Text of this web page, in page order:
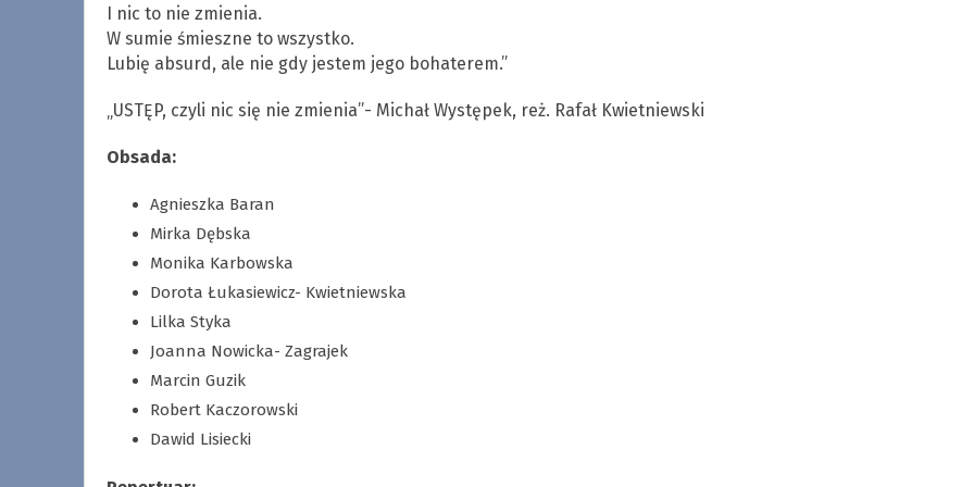
I nic to nie zmienia.
W sumie śmieszne to wszystko.
Lubię absurd, ale nie gdy jestem jego bohaterem.”
„USTĘP, czyli nic się nie zmienia”- Michał Występek, reż. Rafał Kwietniewski
Obsada:
Agnieszka Baran
Mirka Dębska
Monika Karbowska
Dorota Łukasiewicz- Kwietniewska
Lilka Styka
Joanna Nowicka- Zagrajek
Marcin Guzik
Robert Kaczorowski
Dawid Lisiecki